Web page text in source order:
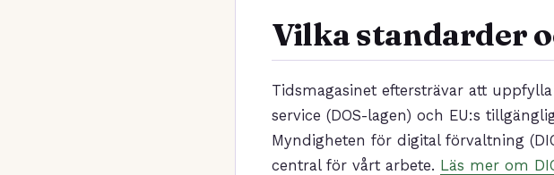
Vilka standarder
Tidsmagasinet eftersträvar att
service (DOS-lagen) och EU:s
Myndigheten för digital förvaltning
central för vårt arbete. Läs mer om